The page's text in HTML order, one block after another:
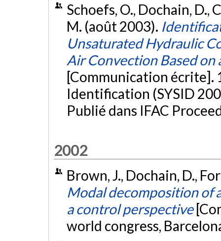
Schoefs, O., Dochain, D.,
M. (août 2003).
Unsaturated Hydraulic
Air Convection Based
[Communication écrite].
Identification (SYSID
Publié dans IFAC
2002
Brown, J., Dochain, D.,
Modal decomposition of
a control perspective
world congress,